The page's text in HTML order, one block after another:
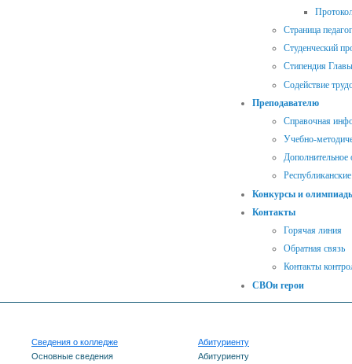
Страница
Студенческий
Стипендия
Содействие
Преподавателю
Справочная
Учебно-
Дополнительное
Конкурсы и
Контакты
Горячая линия
Обратная связь
Контакты
СВОи герои
Сведения о колледже
Основные сведения
Абитуриенту
Абитуриенту